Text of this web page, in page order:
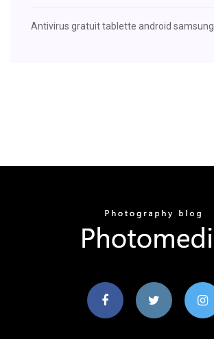
Antivirus gratuit tablette android samsung